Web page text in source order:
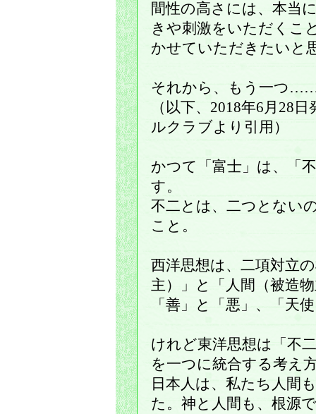
間性の高さには、本当
きや刺激をいただくこ
かせていただきたいと
それから、もう一つ
（以下、2018年6月28
ルクラブより引用）
かつて「富士」は、「
す。
不二とは、二つとない
こと。
西洋思想は、二項対立
主）」と「人間（被造
「善」と「悪」、「天
けれど東洋思想は「不
を一つに統合する考え
日本人は、私たち人間
た。神と人間も、根源